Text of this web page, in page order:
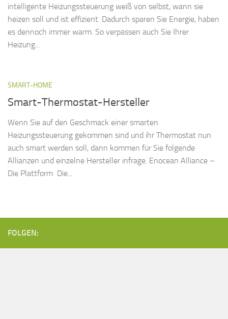
intelligente Heizungssteuerung weiß von selbst, wann sie
heizen soll und ist effizient. Dadurch sparen Sie Energie, haben
es dennoch immer warm. So verpassen auch Sie Ihrer
Heizung...
SMART-HOME
Smart-Thermostat-Hersteller
Wenn Sie auf den Geschmack einer smarten
Heizungssteuerung gekommen sind und ihr Thermostat nun
auch smart werden soll, dann kommen für Sie folgende
Allianzen und einzelne Hersteller infrage. Enocean Alliance –
Die Plattform Die...
FOLGEN: